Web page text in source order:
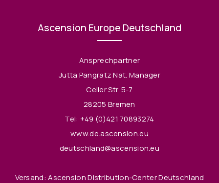
Ascension Europe Deutschland
Ansprechpartner
Jutta Pangratz Nat. Manager
Celler Str. 5-7
28205 Bremen
Tel: +49 (0)421 70893274
www.de.ascension.eu
deutschland@ascension.eu
Versand: Ascension Distribution-Center Deutschland